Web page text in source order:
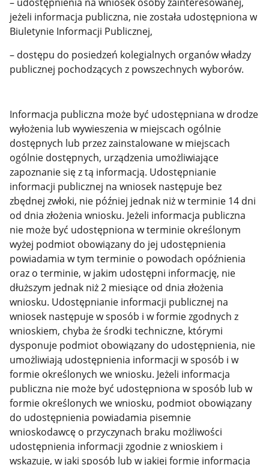
jeżeli informacja publiczna, nie została udostępniona w
Biuletynie Informacji Publicznej,
– dostępu do posiedzeń kolegialnych organów władzy
publicznej pochodzących z powszechnych wyborów.
Informacja publiczna może być udostępniana w drodze
wyłożenia lub wywieszenia w miejscach ogólnie
dostępnych lub przez zainstalowane w miejscach
ogólnie dostępnych, urządzenia umożliwiające
zapoznanie się z tą informacją. Udostępnianie
informacji publicznej na wniosek następuje bez
zbędnej zwłoki, nie później jednak niż w terminie 14 dni
od dnia złożenia wniosku. Jeżeli informacja publiczna
nie może być udostępniona w terminie określonym
wyżej podmiot obowiązany do jej udostępnienia
powiadamia w tym terminie o powodach opóźnienia
oraz o terminie, w jakim udostępni informację, nie
dłuższym jednak niż 2 miesiące od dnia złożenia
wniosku. Udostępnianie informacji publicznej na
wniosek następuje w sposób i w formie zgodnych z
wnioskiem, chyba że środki techniczne, którymi
dysponuje podmiot obowiązany do udostępnienia, nie
umożliwiają udostępnienia informacji w sposób i w
formie określonych we wniosku. Jeżeli informacja
publiczna nie może być udostępniona w sposób lub w
formie określonych we wniosku, podmiot obowiązany
do udostępnienia powiadamia pisemnie
wnioskodawcę o przyczynach braku możliwości
udostępnienia informacji zgodnie z wnioskiem i
wskazuje, w jaki sposób lub w jakiej formie informacja